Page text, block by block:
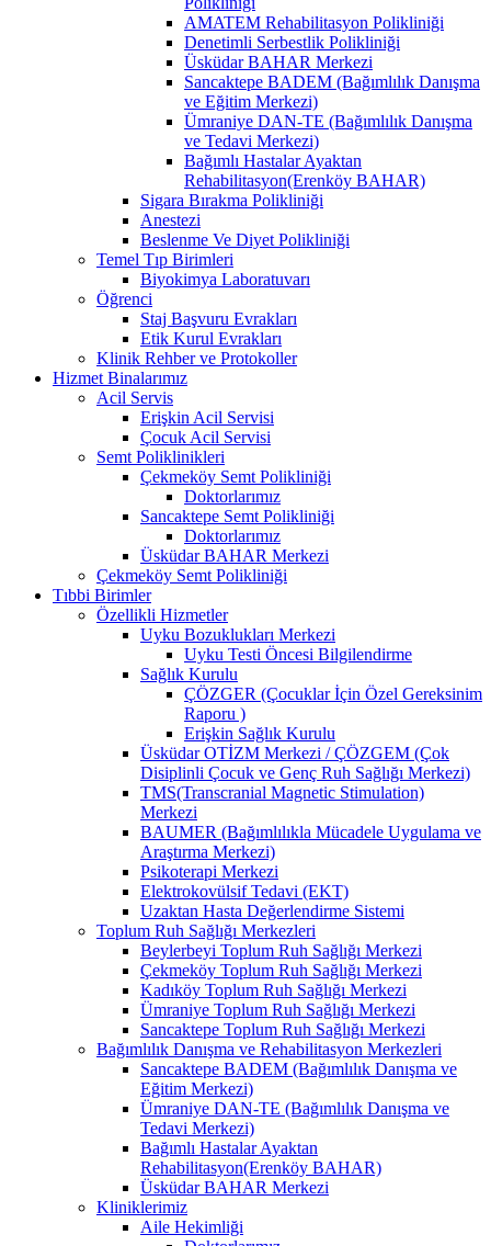
AMATEM Rehabilitasyon Polikliniği
Denetimli Serbestlik Polikliniği
Üsküdar BAHAR Merkezi
Sancaktepe BADEM (Bağımlılık Danışma
ve Eğitim Merkezi)
Ümraniye DAN-TE (Bağımlılık Danışma
ve Tedavi Merkezi)
Bağımlı Hastalar Ayaktan
Rehabilitasyon(Erenköy BAHAR)
Sigara Bırakma Polikliniği
Anestezi
Beslenme Ve Diyet Polikliniği
Temel Tıp Birimleri
Biyokimya Laboratuvarı
Öğrenci
Staj Başvuru Evrakları
Etik Kurul Evrakları
Klinik Rehber ve Protokoller
Hizmet Binalarımız
Acil Servis
Erişkin Acil Servisi
Çocuk Acil Servisi
Semt Poliklinikleri
Çekmeköy Semt Polikliniği
Doktorlarımız
Sancaktepe Semt Polikliniği
Doktorlarımız
Üsküdar BAHAR Merkezi
Çekmeköy Semt Polikliniği
Tıbbi Birimler
Özellikli Hizmetler
Uyku Bozuklukları Merkezi
Uyku Testi Öncesi Bilgilendirme
Sağlık Kurulu
ÇÖZGER (Çocuklar İçin Özel Gereksinim
Raporu )
Erişkin Sağlık Kurulu
Üsküdar OTİZM Merkezi / ÇÖZGEM (Çok
Disiplinli Çocuk ve Genç Ruh Sağlığı Merkezi)
TMS(Transcranial Magnetic Stimulation)
Merkezi
BAUMER (Bağımlılıkla Mücadele Uygulama ve
Araştırma Merkezi)
Psikoterapi Merkezi
Elektrokovülsif Tedavi (EKT)
Uzaktan Hasta Değerlendirme Sistemi
Toplum Ruh Sağlığı Merkezleri
Beylerbeyi Toplum Ruh Sağlığı Merkezi
Çekmeköy Toplum Ruh Sağlığı Merkezi
Kadıköy Toplum Ruh Sağlığı Merkezi
Ümraniye Toplum Ruh Sağlığı Merkezi
Sancaktepe Toplum Ruh Sağlığı Merkezi
Bağımlılık Danışma ve Rehabilitasyon Merkezleri
Sancaktepe BADEM (Bağımlılık Danışma ve
Eğitim Merkezi)
Ümraniye DAN-TE (Bağımlılık Danışma ve
Tedavi Merkezi)
Bağımlı Hastalar Ayaktan
Rehabilitasyon(Erenköy BAHAR)
Üsküdar BAHAR Merkezi
Kliniklerimiz
Aile Hekimliği